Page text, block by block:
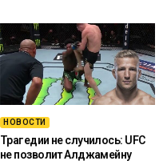
НОВОСТИ
Трагедии не случилось: UFC
не позволит Алджамейну